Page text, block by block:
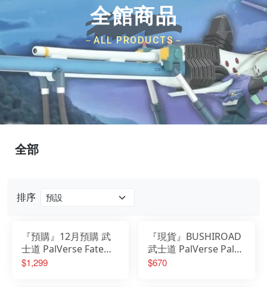
全館商品
－ALL PRODUCTS－
排序
『預購』12月預購 武
士道 PalVerse Fate
FGO 第1彈 中盒6入
$1,299
『現貨』BUSHIROAD
武士道 PalVerse Pale
劇場版 鏈鋸人 蕾潔篇
$670
全部